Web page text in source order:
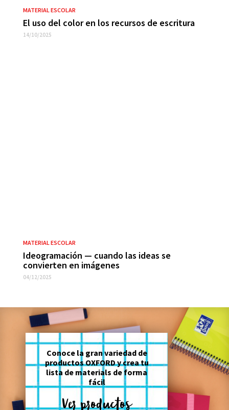
MATERIAL ESCOLAR
El uso del color en los recursos de escritura
14/10/2025
MATERIAL ESCOLAR
Ideogramación — cuando las ideas se
convierten en imágenes
04/12/2025
Conoce la gran variedad de
productos OXFORD y crea tu
lista de materials de forma
fácil